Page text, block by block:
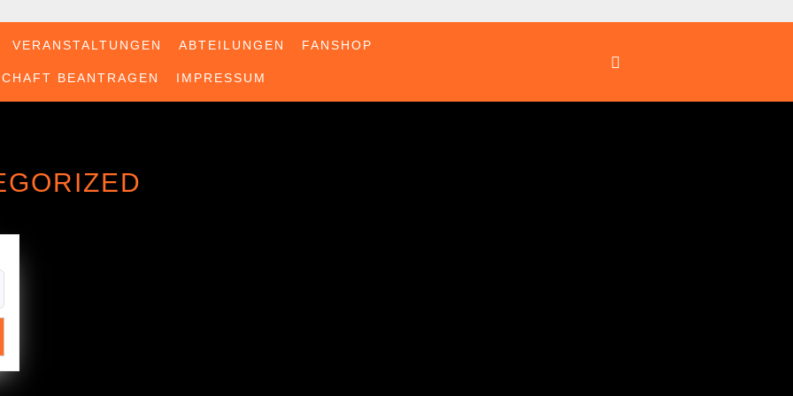
VERANSTALTUNGEN ABTEILUNGEN FANSHOP
BEANTRAGEN IMPRESSUM